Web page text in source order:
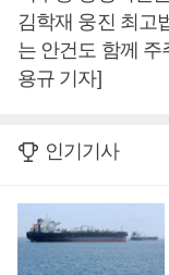
김학재 웅진 최고
는 안건도 함께
용규 기자]
인기기사